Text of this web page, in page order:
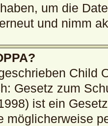
um die
und nimm
Child
Gesetz zum
ist ein
möglicherweise